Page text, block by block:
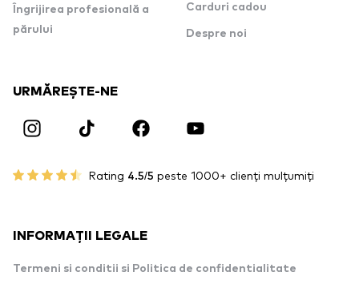
Îngrijirea profesională a
părului
Carduri cadou
Despre noi
URMĂREȘTE-NE
Rating 4.5/5 peste 1000+ clienți mulțumiți
INFORMAȚII LEGALE
Termeni si conditii si Politica de confidentialitate